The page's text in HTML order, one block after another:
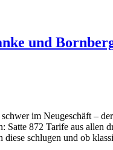
und
im Neugeschäft –
Satte 872 Tarife aus
schlugen und ob